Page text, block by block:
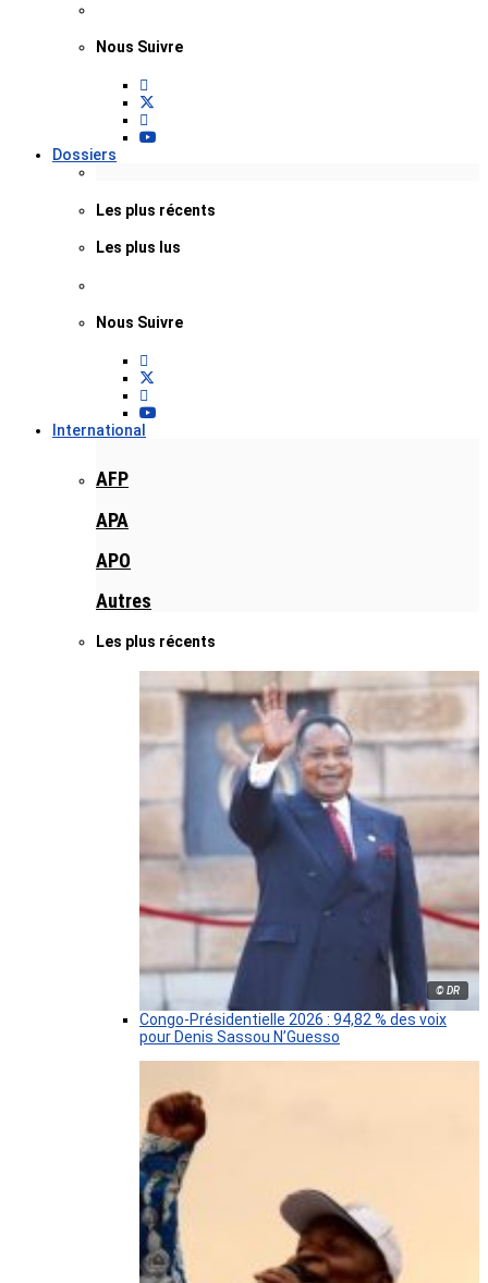
Nous Suivre
Dossiers
Les plus récents
Les plus lus
Nous Suivre
International
AFP
APA
APO
Autres
Les plus récents
© DR
Congo-Présidentielle 2026 : 94,82 % des voix
pour Denis Sassou N’Guesso